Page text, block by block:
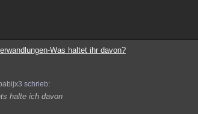
Was haltet ihr davon?
babijx3 schrieb:
halte ich davon